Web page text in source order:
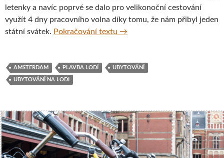
letenky a navíc poprvé se dalo pro velikonoční cestování
využít 4 dny pracovního volna díky tomu, že nám přibyl jeden
státní svátek. Pokračování textu Ubytování na lodi Avanti,
→
AMSTERDAM PLAVBA LODÍ UBYTOVÁNÍ
UBYTOVÁNÍ NA LODI